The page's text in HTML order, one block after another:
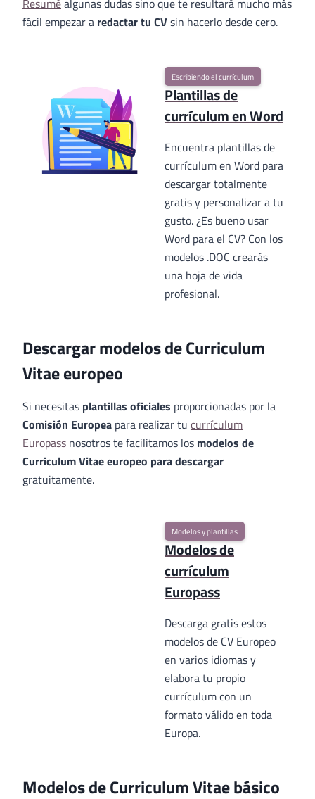
Resuméalgunas dudas sino que te resultará mucho más
fácil empezar a redactar tu CVsin hacerlo desde cero.
Escribiendo el currículum
Plantillas de
currículum en Word
Encuentra plantillas de
currículum en Word para
descargar totalmente
gratis y personalizar a tu
gusto. ¿Es bueno usar
Word para el CV? Con los
modelos .DOC crearás
una hoja de vida
profesional.
Descargar modelos de Curriculum
Vitae europeo
Si necesitas plantillas oficiales proporcionadas por la
Comisión Europea para realizar tu currículum
Europass nosotros te facilitamos los modelos de
Curriculum Vitae europeo para descargar
gratuitamente.
Modelos y plantillas
Modelos de
currículum
Europass
Descarga gratis estos
modelos de CV Europeo
en varios idiomas y
elabora tu propio
currículum con un
formato válido en toda
Europa.
Modelos de Curriculum Vitae básico